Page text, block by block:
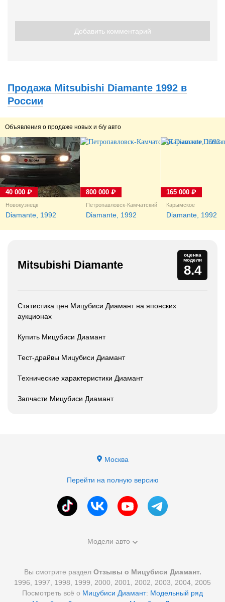
Добавить комментарий
Продажа Mitsubishi Diamante 1992 в
России
Объявления о продаже новых и б/у авто
Новокузнецк
Diamante, 1992
40 000 ₽
Петропавловск-Камчатский
Diamante, 1992
800 000 ₽
Карымское
Diamante, 1992
165 000 ₽
Mitsubishi Diamante
оценка
модели
8.4
Статистика цен Мицубиси Диамант на японских
аукционах
Купить Мицубиси Диамант
Тест-драйвы Мицубиси Диамант
Технические характеристики Диамант
Запчасти Мицубиси Диамант
Москва
Перейти на полную версию
Модели авто
Вы смотрите раздел Отзывы о Мицубиси Диамант.
1996, 1997, 1998, 1999, 2000, 2001, 2002, 2003, 2004, 2005
Посмотреть всё о Мицубиси Диамант: Модельный ряд